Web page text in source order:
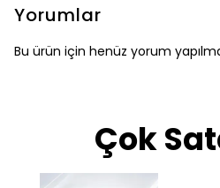
Yorumlar
Bu ürün için henüz yorum
Çok